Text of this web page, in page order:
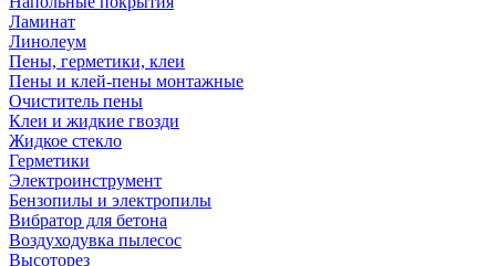
Ламинат
Линолеум
Пены, герметики, клеи
Пены и клей-пены монтажные
Очиститель пены
Клеи и жидкие гвозди
Жидкое стекло
Герметики
Электроинструмент
Бензопилы и электропилы
Вибратор для бетона
Воздуходувка пылесос
Высоторез